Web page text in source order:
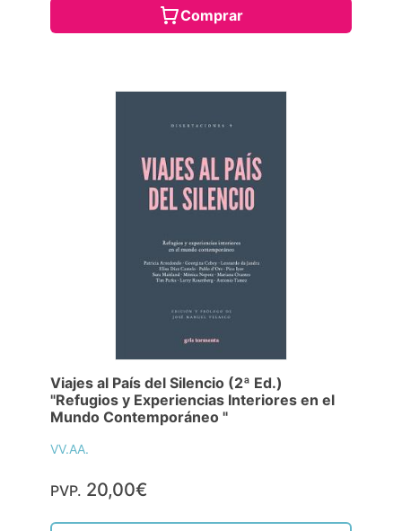
Comprar
Viajes al País del Silencio (2ª Ed.)
"Refugios y Experiencias Interiores en el
Mundo Contemporáneo "
VV.AA.
PVP. 20,00€